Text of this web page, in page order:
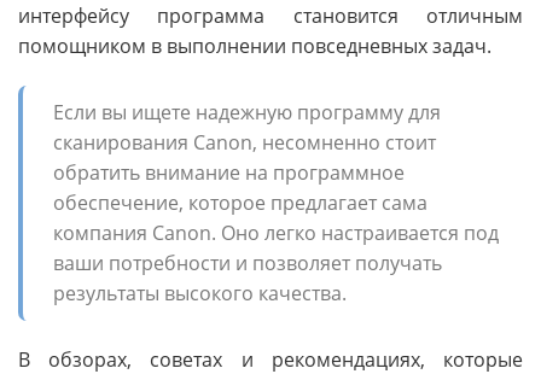
интерфейсу программа становится отличным
помощником в выполнении повседневных задач.
Если вы ищете надежную программу для
сканирования Canon, несомненно стоит
обратить внимание на программное
обеспечение, которое предлагает сама
компания Canon. Оно легко настраивается под
ваши потребности и позволяет получать
результаты высокого качества.
В обзорах, советах и рекомендациях, которые